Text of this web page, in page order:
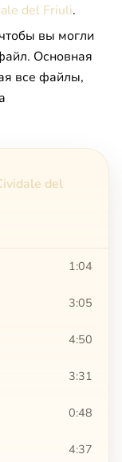
del Friuli.
вы могли
Основная
все файлы,
del
1:04
3:05
4:50
3:31
0:48
4:37